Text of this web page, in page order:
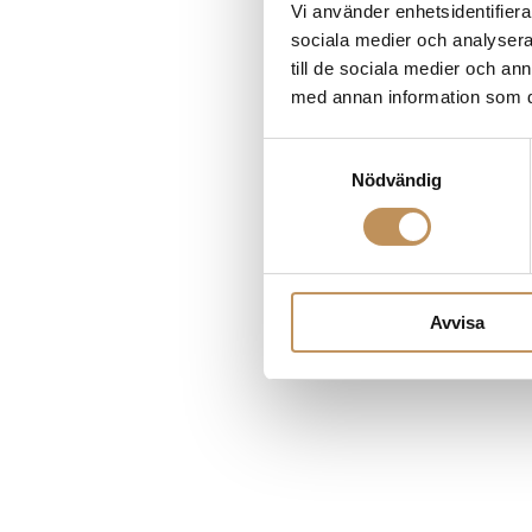
Vi använder
sociala medier och
till de sociala medier och
med annan information som
Nödvändig
Avvisa
Application